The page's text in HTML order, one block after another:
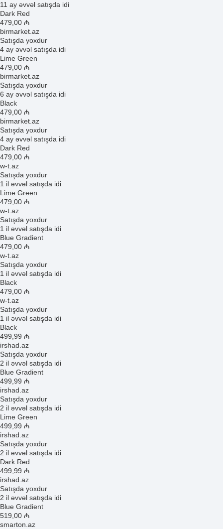
11 ay əvvəl satışda idi
Dark Red
479 ,00 ₼
birmarket.az
Satışda yoxdur
4 ay əvvəl satışda idi
Lime Green
479 ,00 ₼
birmarket.az
Satışda yoxdur
6 ay əvvəl satışda idi
Black
479 ,00 ₼
birmarket.az
Satışda yoxdur
4 ay əvvəl satışda idi
Dark Red
479 ,00 ₼
w-t.az
Satışda yoxdur
1 il əvvəl satışda idi
Lime Green
479 ,00 ₼
w-t.az
Satışda yoxdur
1 il əvvəl satışda idi
Blue Gradient
479 ,00 ₼
w-t.az
Satışda yoxdur
1 il əvvəl satışda idi
Black
479 ,00 ₼
w-t.az
Satışda yoxdur
1 il əvvəl satışda idi
Black
499 ,99 ₼
irshad.az
Satışda yoxdur
2 il əvvəl satışda idi
Blue Gradient
499 ,99 ₼
irshad.az
Satışda yoxdur
2 il əvvəl satışda idi
Lime Green
499 ,99 ₼
irshad.az
Satışda yoxdur
2 il əvvəl satışda idi
Dark Red
499 ,99 ₼
irshad.az
Satışda yoxdur
2 il əvvəl satışda idi
Blue Gradient
519 ,00 ₼
smarton.az